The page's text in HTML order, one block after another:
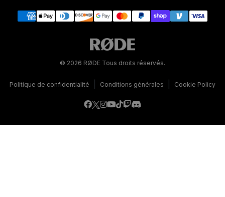
© 2026 RØDE Tous droits réservés.
Politique de confidentialité Conditions générales Cookie Policy